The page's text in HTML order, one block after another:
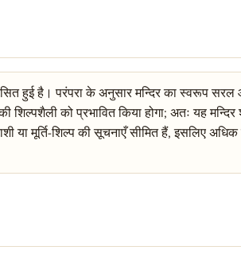
हुई है। परंपरा के अनुसार मन्दिर का स्वरूप सरल
को प्रभावित किया होगा; अतः यह मन्दिर
या मूर्ति-शिल्प की सूचनाएँ सीमित हैं, इसलिए